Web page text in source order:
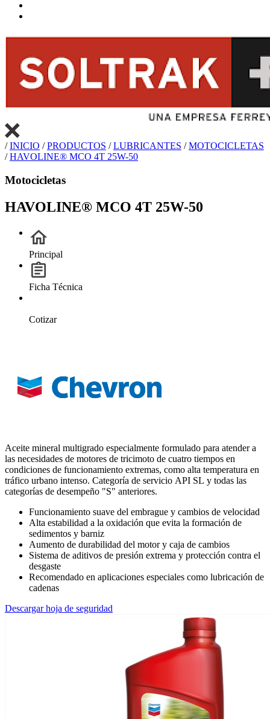
/INICIO /PRODUCTOS /LUBRICANTES /MOTOCICLETAS
/HAVOLINE® MCO 4T 25W-50
Motocicletas
HAVOLINE® MCO 4T 25W-50
Principal
Ficha Técnica
Cotizar
Aceite mineral multigrado especialmente formulado para atender a
las necesidades de motores de tricimoto de cuatro tiempos en
condiciones de funcionamiento extremas, como alta temperatura en
tráfico urbano intenso. Categoría de servicio API SL y todas las
categorías de desempeño "S" anteriores.
Funcionamiento suave del embrague y cambios de velocidad
Alta estabilidad a la oxidación que evita la formación de
sedimentos y barniz
Aumento de durabilidad del motor y caja de cambios
Sistema de aditivos de presión extrema y protección contra el
desgaste
Recomendado en aplicaciones especiales como lubricación de
cadenas
Descargar hoja de seguridad